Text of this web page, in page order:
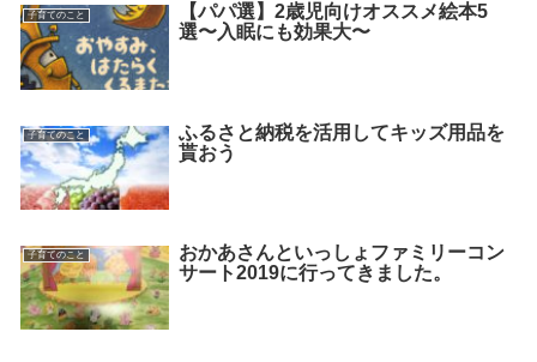
子育てのこと
【パパ選】2歳児向けオススメ絵本5
選〜入眠にも効果大〜
子育てのこと
ふるさと納税を活用してキッズ用品を
貰おう
子育てのこと
おかあさんといっしょファミリーコン
サート2019に行ってきました。